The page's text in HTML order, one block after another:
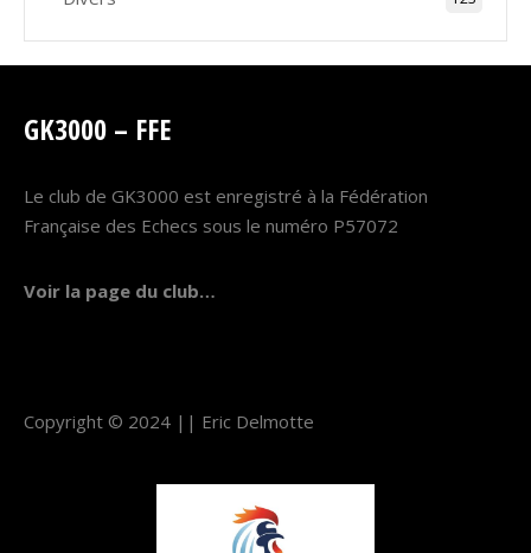
GK3000 – FFE
Le club de GK3000 est enregistré à la Fédération
Française des Echecs sous le numéro P57072
Voir la page du club…
Copyright © 2024 || Eric Delmotte